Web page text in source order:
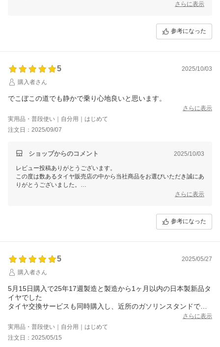
今後ともお客様に満足頂けるような対応・サービスをスタッフ一同努め
さらに表示
参考になった
5
2025/10/03
購入者さん
でこぼこの道でも静かで乗り心地良いと思います。
さらに表示
実用品・普段使い｜自分用｜はじめて
注文日：2025/09/07
ショップからのコメント 2025/10/03
レビュー投稿ありがとうございます。
この度は数あるタイヤ販売店の中から当社商品をお選びいただき誠にあ
りがとうございました。
今後ともお客様に満足頂けるような対応・サービスをスタッフ一同努め
さらに表示
参考になった
5
2025/05/27
購入者さん
5月15日購入で25年17週製造と製造から1ヶ月以内の日本製新品タ
イヤでした
タイヤ交換サービスも同時購入し、近所のガソリンスタンドです
さらに表示
実用品・普段使い｜自分用｜はじめて
注文日：2025/05/15